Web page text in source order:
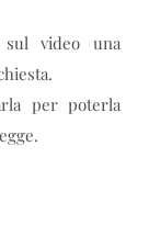
sul video una
per poterla